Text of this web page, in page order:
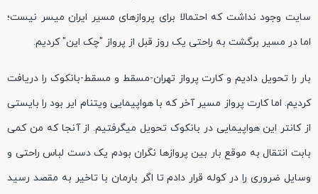
سایت وجود نداشت که احتمالا برای پروازهای مسیر ایران میسر نیست؛
اما در مسیر برگشت به راحتی یک روز قبل از پرواز "چک این" کردیم.
بار را تحویل دادیم و کارت پرواز تهران-مسقط و مسقط-بانکوک را دریافت
کردیم. اما کارت پرواز مسیر آخر که با هواپیمایی ویتنام ایر بود را بایستی
از کانتر این هواپیمایی در بانکوک تحویل میگرفتیم. از آنجا که من کمی
بابت انتقال به موقع بار بین پروازها نگران بودم یک دست لباس راحتی و
وسایل ضروری را در کوله قرار دادم تا اگر بارمان با تاخیر به مقصد رسید